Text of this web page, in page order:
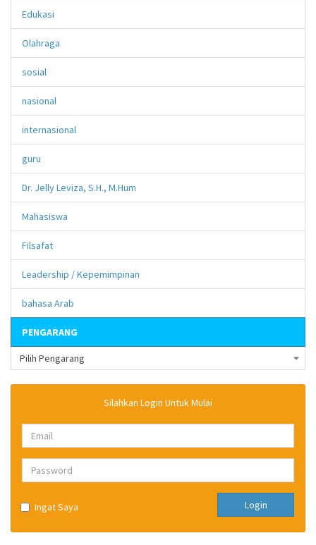
Edukasi
Olahraga
sosial
nasional
internasional
guru
Dr. Jelly Leviza, S.H., M.Hum
Mahasiswa
Filsafat
Leadership / Kepemimpinan
bahasa Arab
PENGARANG
Pilih Pengarang
Silahkan Login Untuk Mulai
Ingat Saya Login